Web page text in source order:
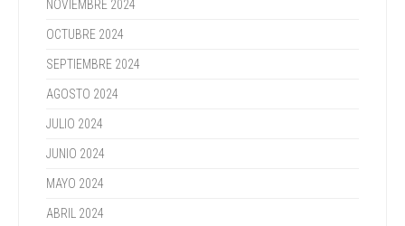
NOVIEMBRE 2024
OCTUBRE 2024
SEPTIEMBRE 2024
AGOSTO 2024
JULIO 2024
JUNIO 2024
MAYO 2024
ABRIL 2024